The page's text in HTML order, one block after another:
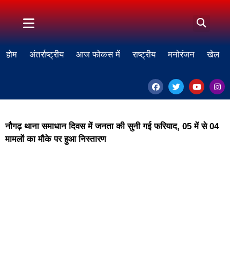
होम अंतर्राष्ट्रीय आज फोकस में राष्ट्रीय मनोरंजन खेल
नौगढ़ थाना समाधान दिवस में जनता की सुनी गई फरियाद, 05 में से 04
मामलों का मौके पर हुआ निस्तारण